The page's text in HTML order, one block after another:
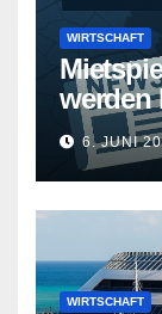
WIRTSCHAFT
werden
teurer
6. JUNI
WIRTSCHAFT